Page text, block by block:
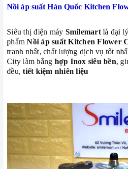
Nồi áp suất Hàn Quốc Kitchen
Siêu thị điện máy Smilemartlà đại lý
phẩmNồi áp suất Kitchen Flower
tranh nhất, chất lượng dịch vụ tốt
City làm bằng hợp Inox siêu bền,
đều,tiết kiệm nhiên liệu